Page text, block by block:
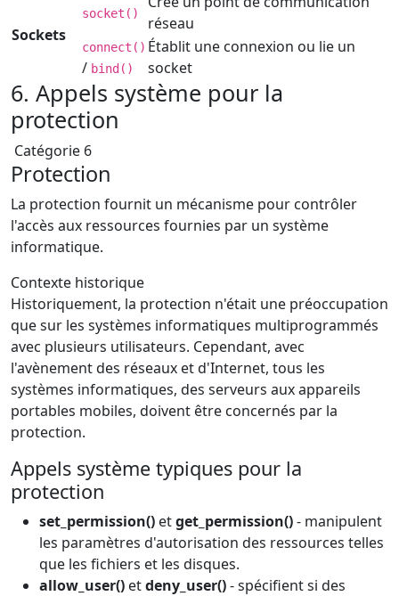
Sockets
socket()
réseau
connect()
/ bind()
Établit une connexion ou lie un
socket
6. Appels système pour la
protection
Catégorie 6
Protection
La protection fournit un mécanisme pour contrôler
l'accès aux ressources fournies par un système
informatique.
Contexte historique
Historiquement, la protection n'était une préoccupation
que sur les systèmes informatiques multiprogrammés
avec plusieurs utilisateurs. Cependant, avec
l'avènement des réseaux et d'Internet, tous les
systèmes informatiques, des serveurs aux appareils
portables mobiles, doivent être concernés par la
protection.
Appels système typiques pour la
protection
set_permission() etget_permission()- manipulent
les paramètres d'autorisation des ressources telles
que les fichiers et les disques.
allow_user() etdeny_user()- spécifient si des